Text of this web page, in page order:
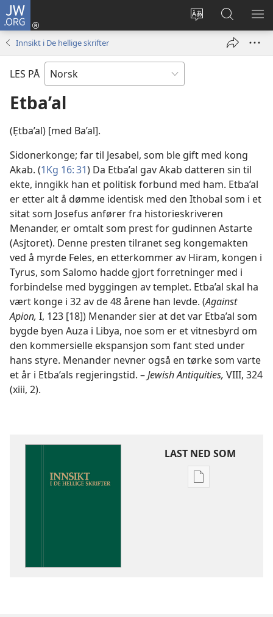
JW.ORG
Endre
Logg
inn
vindu)
Søk
på
JW.ORG
VIS
Innsikt i De hellige skrifter
LES PÅ
Etba’al
(Ẹtba’al) [med Ba’al].
Sidonerkonge; far til Jesabel, som ble gift med kong
Akab. (1Kg 16: 31) Da Etba’al gav Akab datteren sin til
ekte, inngikk han et politisk forbund med ham. Etba’al
er etter alt å dømme identisk med den Ithobal som i et
sitat som Josefus anfører fra historieskriveren
Menander, er omtalt som prest for gudinnen Astarte
(Asjtoret). Denne presten tilranet seg kongemakten
ved å myrde Feles, en etterkommer av Hiram, kongen i
Tyrus, som Salomo hadde gjort forretninger med i
forbindelse med byggingen av templet. Etba’al skal ha
vært konge i 32 av de 48 årene han levde. (Against
Apion, I, 123 [18]) Menander sier at det var Etba’al som
bygde byen Auza i Libya, noe som er et vitnesbyrd om
den kommersielle ekspansjon som fant sted under
hans styre. Menander nevner også en tørke som varte
et år i Etba’als regjeringstid. –Jewish Antiquities, VIII, 324
(xiii, 2).
LAST NED SOM